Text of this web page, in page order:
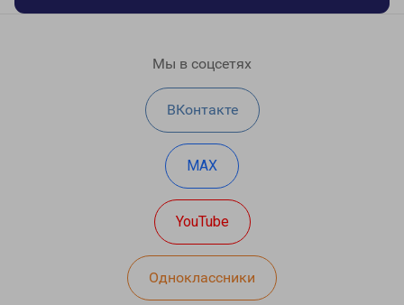
Мы в соцсетях
ВКонтакте
MAX
YouTube
Одноклассники